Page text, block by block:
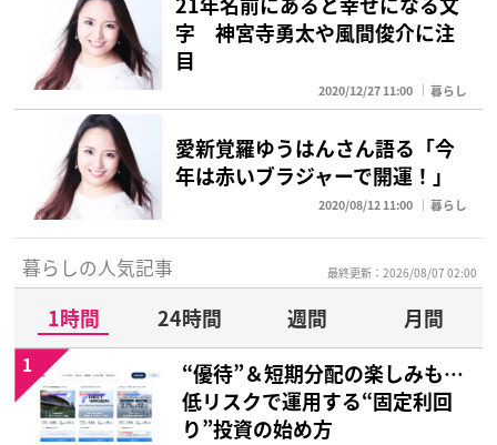
字 神宮寺勇太や風間俊介に注
目
2020/12/27 11:00 暮らし
愛新覚羅ゆうはんさん語る「今
年は赤いブラジャーで開運！」
2020/08/12 11:00 暮らし
暮らしの人気記事 最終更新：2026/08/07 02:00
1時間 24時間 週間
月間
“優待”＆短期分配の楽しみも…
低リスクで運用する“固定利回
り”投資の始め方
1